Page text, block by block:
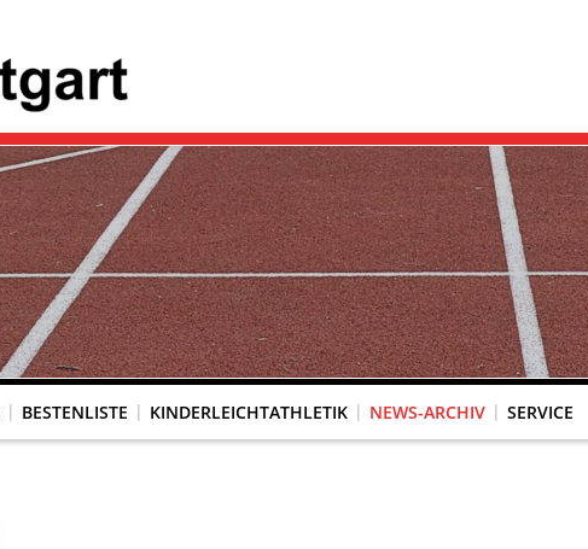
BESTENLISTE KINDERLEICHTATHLETIK NEWS-ARCHIV SERVICE